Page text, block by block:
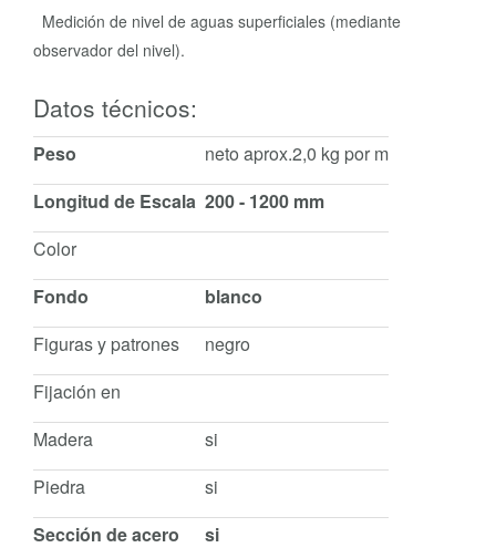
Medición de nivel de aguas superficiales (mediante
observador del nivel).
Datos técnicos:
Peso
neto aprox.2,0 kg por m
Longitud de Escala 200 - 1200 mm
Color
Fondo
blanco
Figuras y patrones
negro
Fijación en
Madera
si
Piedra
si
Sección de acero
si